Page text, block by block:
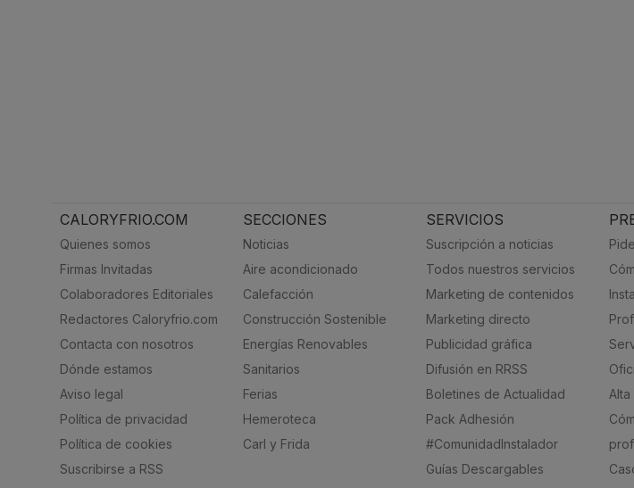
CALORYFRIO.COM
Quienes somos
Firmas Invitadas
Colaboradores Editoriales
Redactores Caloryfrio.com
Contacta con nosotros
Dónde estamos
Aviso legal
Política de privacidad
Política de cookies
Suscribirse a RSS
SECCIONES
Noticias
Aire acondicionado
Calefacción
Construcción Sostenible
Energías Renovables
Sanitarios
Ferias
Hemeroteca
Carl y Frida
SERVICIOS
Suscripción a noticias
Todos nuestros servicios
Marketing de contenidos
Marketing directo
Publicidad gráfica
Difusión en RRSS
Boletines de Actualidad
Pack Adhesión
#ComunidadInstalador
Guías Descargables